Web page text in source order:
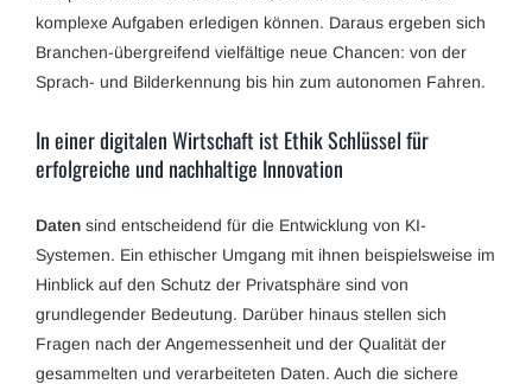
komplexe Aufgaben erledigen können. Daraus ergeben sich
Branchen-übergreifend vielfältige neue Chancen: von der
Sprach- und Bilderkennung bis hin zum autonomen Fahren.
In einer digitalen Wirtschaft ist Ethik Schlüssel für
erfolgreiche und nachhaltige Innovation
Daten sind entscheidend für die Entwicklung von KI-
Systemen. Ein ethischer Umgang mit ihnen beispielsweise im
Hinblick auf den Schutz der Privatsphäre sind von
grundlegender Bedeutung. Darüber hinaus stellen sich
Fragen nach der Angemessenheit und der Qualität der
gesammelten und verarbeiteten Daten. Auch die sichere